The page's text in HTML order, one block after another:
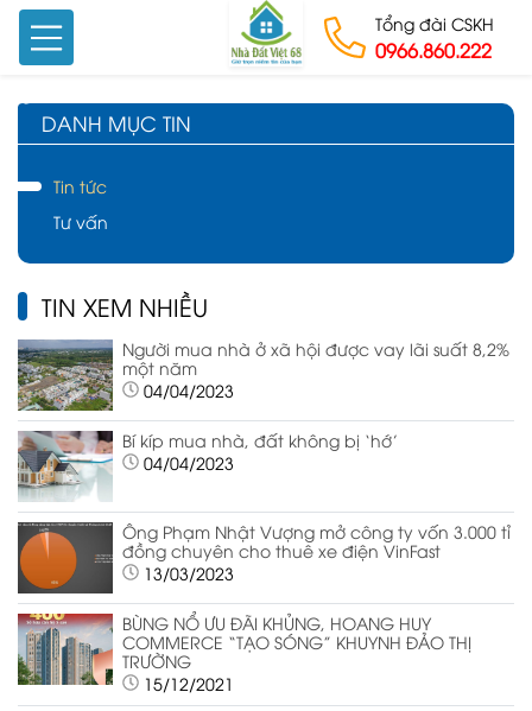
Tổng đài CSKH
0966.860.222
DANH MỤC TIN
Tin tức
Tư vấn
TIN XEM NHIỀU
Người mua nhà ở xã hội được vay lãi suất 8,2%
một năm
04/04/2023
Bí kíp mua nhà, đất không bị ‘hớ’
04/04/2023
Ông Phạm Nhật Vượng mở công ty vốn 3.000 tỉ
đồng chuyên cho thuê xe điện VinFast
13/03/2023
BÙNG NỔ ƯU ĐÃI KHỦNG, HOANG HUY
COMMERCE “TẠO SÓNG” KHUYNH ĐẢO THỊ
TRƯỜNG
15/12/2021